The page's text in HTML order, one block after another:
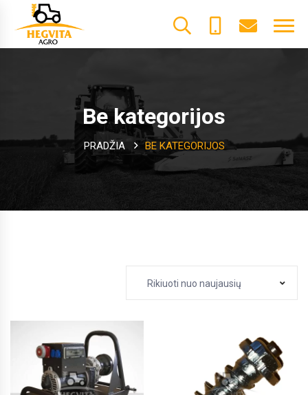
+370
Be kategorijos
PRADŽIA BE KATEGORIJOS
Rikiuoti nuo naujausių